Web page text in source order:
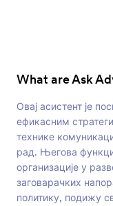
What are Ask
Овај асистент је
ефикасним
технике
рад. Његова
организације у
заговарачких
политику, подижу